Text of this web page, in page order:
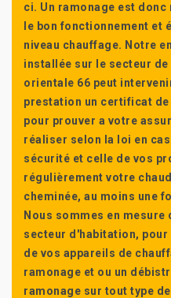
ci. Un ramonage est
le bon fonctionnement et
niveau chauffage. Notre
installée sur le secteur de
orientale 66 peut
prestation un certificat
pour prouver a votre
réaliser selon la loi en
sécurité et celle de vos
régulièrement votre
cheminée, au moins une
Nous sommes en
secteur d'habitation,
de vos appareils de
ramonage et ou un
ramonage sur tout type